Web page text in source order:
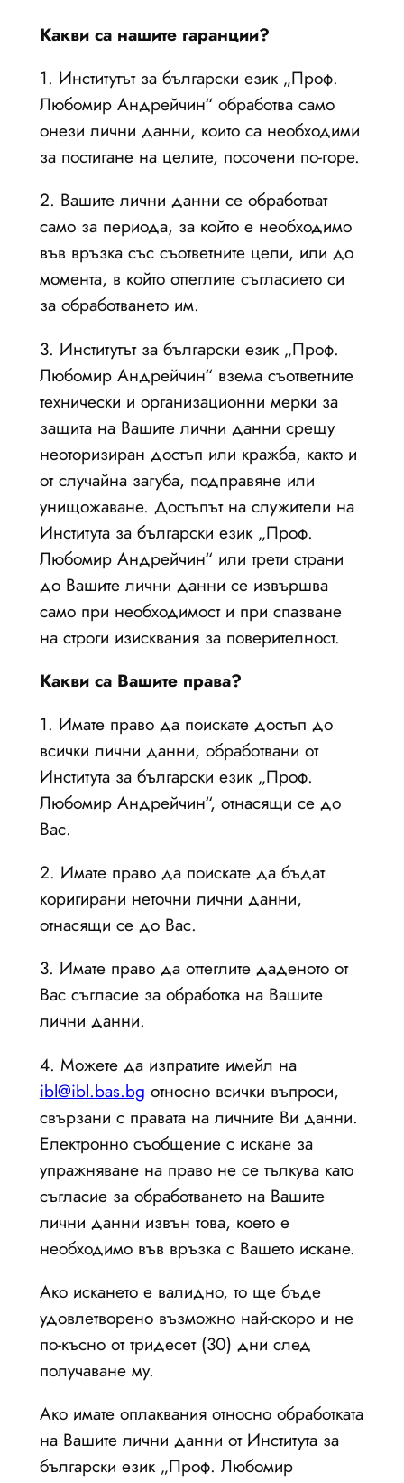
Какви са нашите гаранции?
1. Институтът за български език „Проф.
Любомир Андрейчин“ обработва само
онези лични данни, които са необходими
за постигане на целите, посочени по-горе.
2. Вашите лични данни се обработват
само за периода, за който е необходимо
във връзка със съответните цели, или до
момента, в който оттеглите съгласието си
за обработването им.
3. Институтът за български език „Проф.
Любомир Андрейчин“ взема съответните
технически и организационни мерки за
защита на Вашите лични данни срещу
неоторизиран достъп или кражба, както и
от случайна загуба, подправяне или
унищожаване. Достъпът на служители на
Института за български език „Проф.
Любомир Андрейчин“ или трети страни
до Вашите лични данни се извършва
само при необходимост и при спазване
на строги изисквания за поверителност.
Какви са Вашите права?
1. Имате право да поискате достъп до
всички лични данни, обработвани от
Института за български език „Проф.
Любомир Андрейчин“, отнасящи се до
Вас.
2. Имате право да поискате да бъдат
коригирани неточни лични данни,
отнасящи се до Вас.
3. Имате право да оттеглите даденото от
Вас съгласие за обработка на Вашите
лични данни.
4. Можете да изпратите имейл на
ibl@ibl.bas.bg относно всички въпроси,
свързани с правата на личните Ви данни.
Електронно съобщение с искане за
упражняване на право не се тълкува като
съгласие за обработването на Вашите
лични данни извън това, което е
необходимо във връзка с Вашето искане.
Ако искането е валидно, то ще бъде
удовлетворено възможно най-скоро и не
по-късно от тридесет (30) дни след
получаване му.
Ако имате оплаквания относно обработката
на Вашите лични данни от Института за
български език „Проф. Любомир